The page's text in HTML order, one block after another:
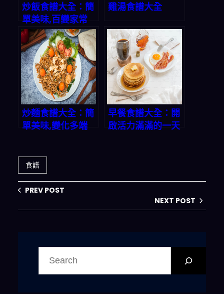
炒飯食譜大全：簡
單美味,百變家常
雞湯食譜大全
炒麵食譜大全：簡
單美味,變化多端
早餐食譜大全：開
啟活力滿滿的一天
食譜
PREV POST
NEXT POST